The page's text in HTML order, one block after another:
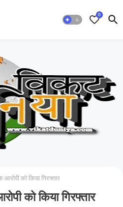
0
को किया गिरफ्तार
को किया गिरफ्तार